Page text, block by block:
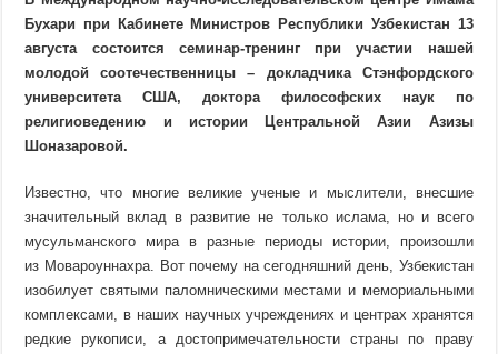
Бухари при Кабинете Министров Республики Узбекистан 13
августа состоится семинар-тренинг при участии нашей
молодой соотечественницы – докладчика Стэнфордского
университета США, доктора философских наук по
религиоведению и истории Центральной Азии Азизы
Шоназаровой.
Известно, что многие великие ученые и мыслители, внесшие
значительный вклад в развитие не только ислама, но и всего
мусульманского мира в разные периоды истории, произошли
из Мовароуннахра. Вот почему на сегодняшний день, Узбекистан
изобилует святыми паломническими местами и мемориальными
комплексами, в наших научных учреждениях и центрах хранятся
редкие рукописи, а достопримечательности страны по праву